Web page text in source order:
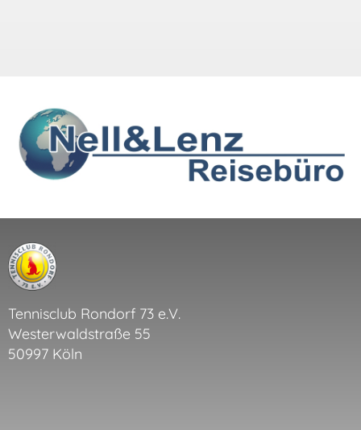
Tennisclub Rondorf 73 e.V.
Westerwaldstraße 55
50997 Köln